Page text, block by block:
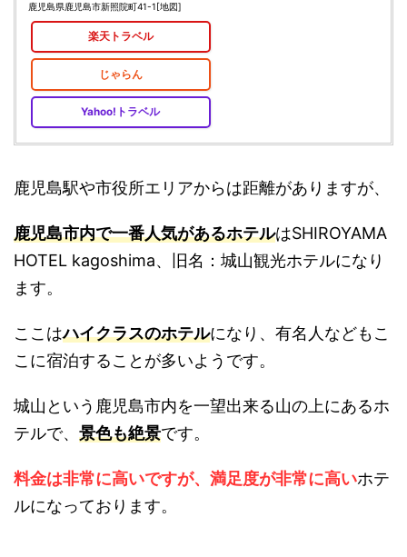
鹿児島県鹿児島市新照院町41-1[地図]
楽天トラベル
じゃらん
Yahoo!トラベル
鹿児島駅や市役所エリアからは距離がありますが、
鹿児島市内で一番人気があるホテルはSHIROYAMA
HOTEL kagoshima、旧名：城山観光ホテルになり
ます。
ここはハイクラスのホテルになり、有名人などもこ
こに宿泊することが多いようです。
城山という鹿児島市内を一望出来る山の上にあるホ
テルで、 景色も絶景です。
料金は非常に高いですが、満足度が非常に高いホテ
ルになっております。